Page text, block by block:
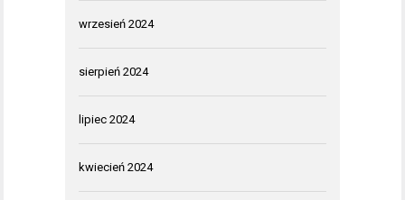
wrzesień 2024
sierpień 2024
lipiec 2024
kwiecień 2024